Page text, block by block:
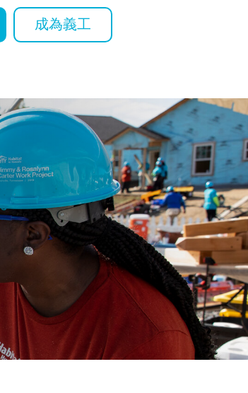
成為義工